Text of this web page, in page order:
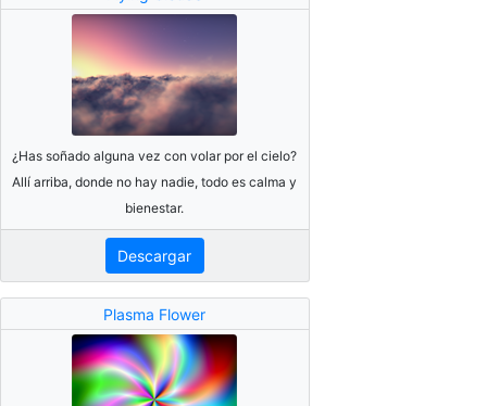
¿Has soñado alguna vez con volar por el cielo?
Allí arriba, donde no hay nadie, todo es calma y
bienestar.
Descargar
Plasma Flower